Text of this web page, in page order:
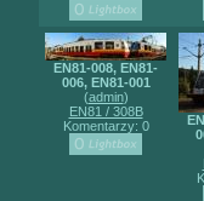
EN81-008, EN81-
006, EN81-001
(admin)
EN81 / 308B
Komentarzy: 0